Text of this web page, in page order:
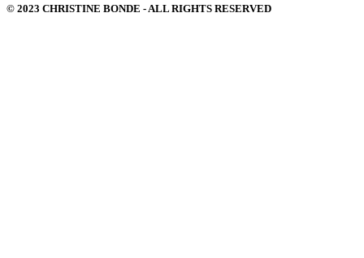
© 2023 CHRISTINE BONDE - ALL RIGHTS RESERVED